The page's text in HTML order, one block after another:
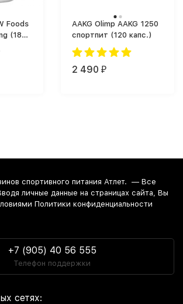
Foods
AAKG Olimp AAKG 1250
спортпит (120 капс.)
2 490 ₽
спортивного питания Атлет. — Все
личные данные на страницах сайта, Вы
Политики конфиденциальности
+7 (905) 40 56 555
Телефон поддержки
сетях: